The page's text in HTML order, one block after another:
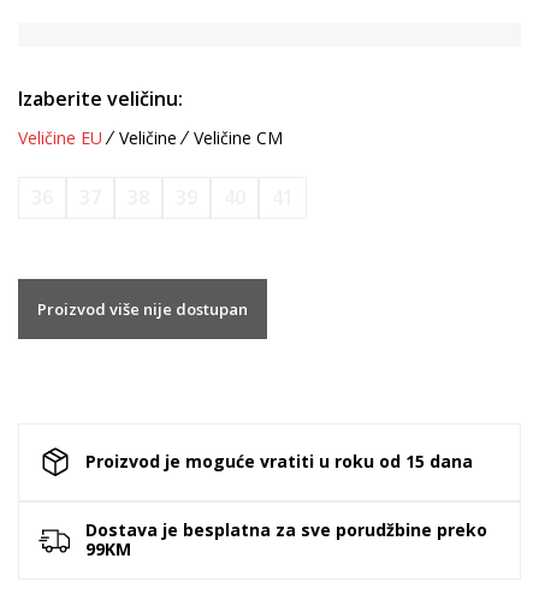
Izaberite veličinu:
Veličine EU Veličine Veličine CM
Proizvod više nije dostupan
Proizvod je moguće vratiti u roku od 15 dana
Dostava je besplatna za sve porudžbine preko
99KM